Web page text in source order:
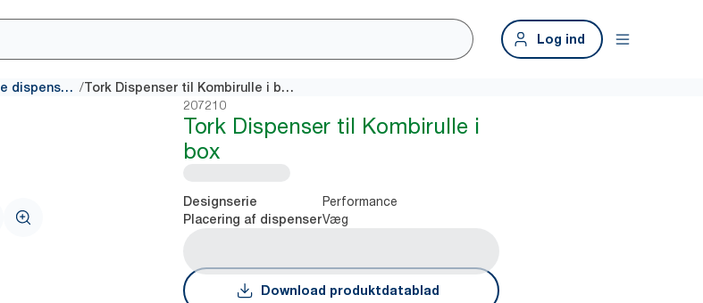
Log ind
Vægmonterede dispensere / Tork ​​​​​​​​​​​​​Dispenser til Kombirulle i box
207210
Tork ​​​​​​​​​​​​​Dispenser til Kombirulle i
box
Designserie Performance
Placering af dispenserVæg
Download produktdatablad